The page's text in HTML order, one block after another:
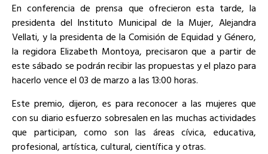
En conferencia de prensa que ofrecieron esta tarde, la
presidenta del Instituto Municipal de la Mujer, Alejandra
Vellati, y la presidenta de la Comisión de Equidad y Género,
la regidora Elizabeth Montoya, precisaron que a partir de
este sábado se podrán recibir las propuestas y el plazo para
hacerlo vence el 03 de marzo a las 13:00 horas.
Este premio, dijeron, es para reconocer a las mujeres que
con su diario esfuerzo sobresalen en las muchas actividades
que participan, como son las áreas cívica, educativa,
profesional, artística, cultural, científica y otras.